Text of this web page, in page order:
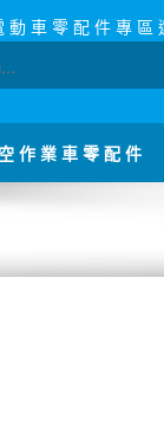
動 車 零 配 件 專 區
作 業 車 零 配 件